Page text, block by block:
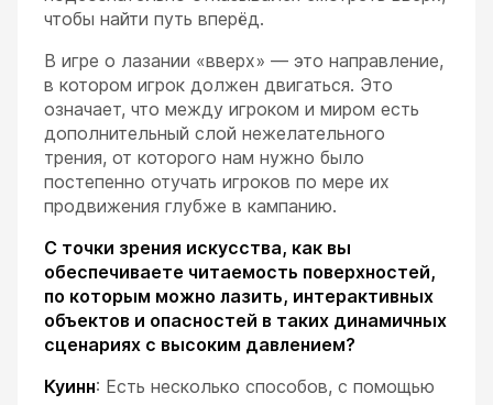
чтобы найти путь вперёд.
В игре о лазании «вверх» — это направление,
в котором игрок должен двигаться. Это
означает, что между игроком и миром есть
дополнительный слой нежелательного
трения, от которого нам нужно было
постепенно отучать игроков по мере их
продвижения глубже в кампанию.
С точки зрения искусства, как вы
обеспечиваете читаемость поверхностей,
по которым можно лазить, интерактивных
объектов и опасностей в таких динамичных
сценариях с высоким давлением?
Куинн: Есть несколько способов, с помощью